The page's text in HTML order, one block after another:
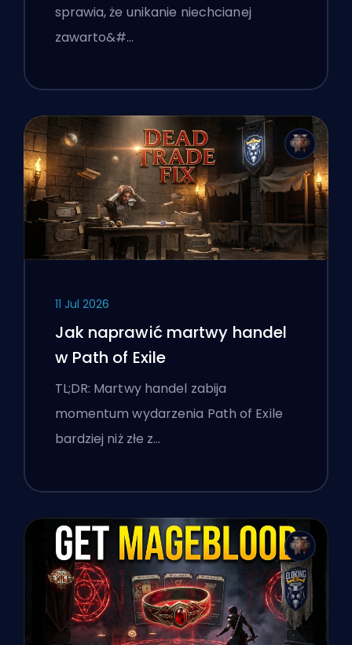
sprawia, że unikanie niechcianej
zawarto&#…
11 Jul 2026
Jak naprawić martwy handel
w Path of Exile
TL;DR: Martwy handel zabija
momentum wydarzenia Path of Exile
bardziej niż złe z…